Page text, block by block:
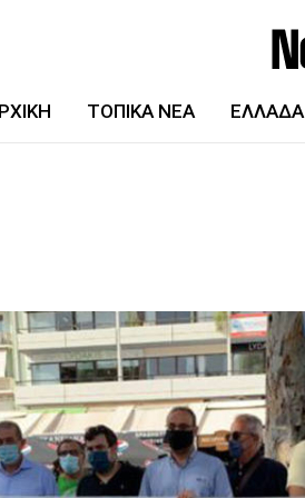
ΤΟΠΙΚΆ ΝΈΑ ΕΛΛΆΔΑ